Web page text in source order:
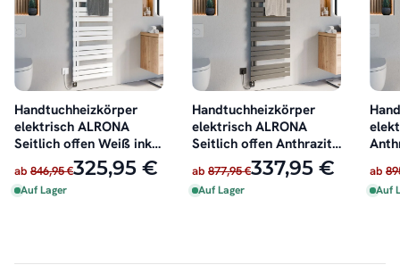
Handtuchheizkörper
elektrisch ALRONA
Seitlich offen Weiß inkl.
ab 846,95 €325,95 €
Auf Lager
Handtuchheizkörper
elektrisch ALRONA
Seitlich offen Anthrazit
inkl. Heizstab
ab 877,95 €337,95 €
Auf Lager
ab
Auf